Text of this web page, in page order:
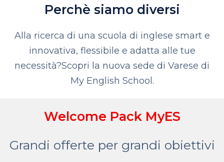
Perchè siamo diversi
Alla ricerca di una scuola di inglese smart e
innovativa, flessibile e adatta alle tue
necessità?Scopri la nuova sede di Varese di
My English School.
Welcome Pack MyES
Grandi offerte per grandi obiettivi